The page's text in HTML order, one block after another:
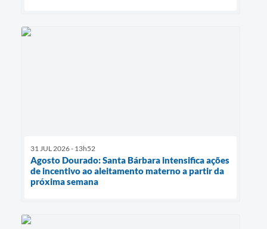
31 JUL 2026 - 13h52
Agosto Dourado: Santa Bárbara intensifica ações
de incentivo ao aleitamento materno a partir da
próxima semana